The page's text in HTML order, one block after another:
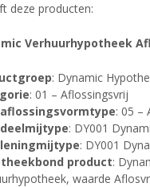
deze producten:
Verhuurhypotheek
: Dynamic
: 01 – Aflossingsvrij
aflossingsvormtype: 05 –
deelmijtype: DY001
leningmijtype: DY001
product:
waarde